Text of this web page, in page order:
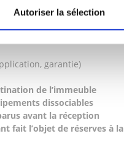
Autoriser la sélection
garantie)
de l’immeuble
dissociables
avant la réception
fait l’objet de réserves à la